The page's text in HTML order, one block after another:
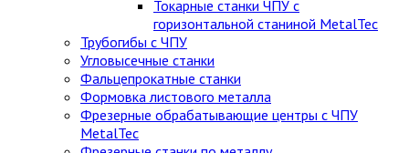
Токарные станки ЧПУ с
горизонтальной станиной MetalTec
Трубогибы с ЧПУ
Угловысечные станки
Фальцепрокатные станки
Формовка листового металла
Фрезерные обрабатывающие центры с ЧПУ
MetalTec